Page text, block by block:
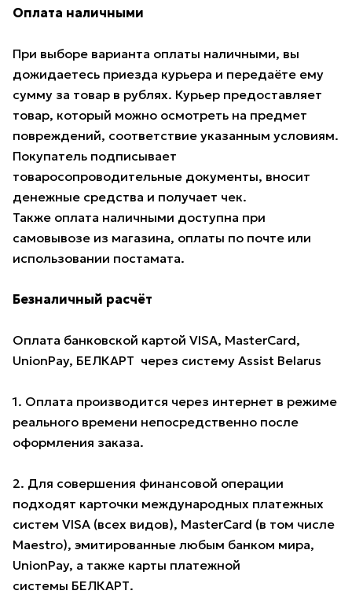
Оплата наличными
При выборе варианта оплаты наличными, вы
дожидаетесь приезда курьера и передаёте ему
сумму за товар в рублях. Курьер предоставляет
товар, который можно осмотреть на предмет
повреждений, соответствие указанным условиям.
Покупатель подписывает
товаросопроводительные документы, вносит
денежные средства и получает чек.
Также оплата наличными доступна при
самовывозе из магазина, оплаты по почте или
использовании постамата.
Безналичный расчёт
Оплата банковской картой VISA, MasterCard,
UnionPay, БЕЛКАРТ через систему Assist Belarus
1. Оплата производится через интернет в режиме
реального времени непосредственно после
оформления заказа.
2. Для совершения финансовой операции
подходят карточки международных платежных
систем VISA (всех видов), MasterCard (в том числе
Maestro), эмитированные любым банком мира,
UnionPay, а также карты платежной
системы БЕЛКАРТ.